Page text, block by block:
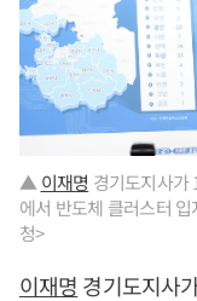
▲ 이재명 경기도지사가
에서 반도체 클러스터
청>
이재명 경기도지사